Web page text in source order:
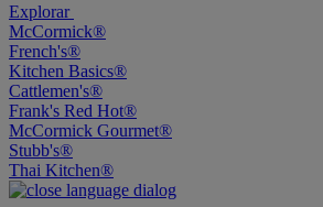
Explorar
McCormick®
French's®
Kitchen Basics®
Cattlemen's®
Frank's Red Hot®
McCormick Gourmet®
Stubb's®
Thai Kitchen®